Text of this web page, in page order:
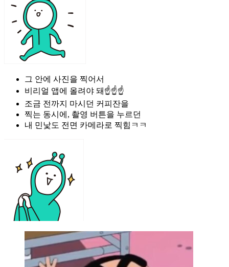
그 안에 사진을 찍어서
비리얼 앱에 올려야 돼☝☝☝
조금 전까지 마시던 커피잔을
찍는 동시에, 촬영 버튼을 누르던
내 민낯도 전면 카메라로 찍힘ㅋㅋ